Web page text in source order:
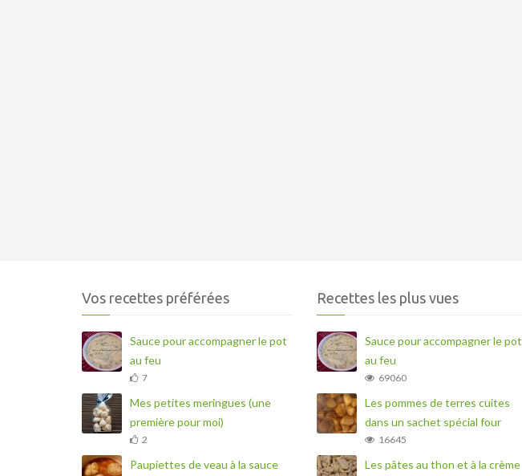
Vos recettes préférées
Sauce pour accompagner le pot
au feu
7
Mes petites meringues (une
première pour moi)
2
Paupiettes de veau à la sauce
Recettes les plus vues
Sauce pour accompagner le pot
au feu
69060
Les pommes de terres cuites
dans un sachet spécial four
16645
Les pâtes au thon et à la crème